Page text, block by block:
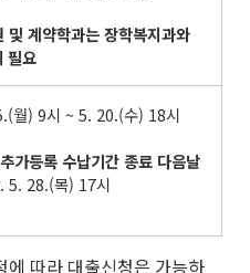
및 계약학과는 장학복지과와
필요
월) 9시 ~ 5. 20.(수) 18시
추가등록 수납기간 종료 다음날
5. 28.(목) 17시
에 따라 대출신청은 가능하